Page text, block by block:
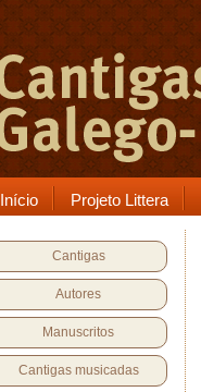
Início Projeto Littera
Cantigas
Autores
Manuscritos
Cantigas musicadas